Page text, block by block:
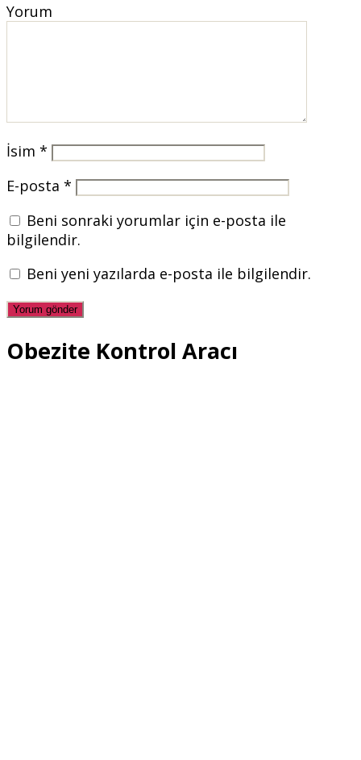
Yorum
İsim *
E-posta *
Beni sonraki yorumlar için e-posta ile
bilgilendir.
Beni yeni yazılarda e-posta ile bilgilendir.
Obezite Kontrol Aracı